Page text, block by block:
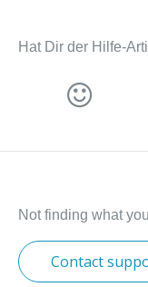
Hat Dir der Hilfe-
Not finding what
Contact